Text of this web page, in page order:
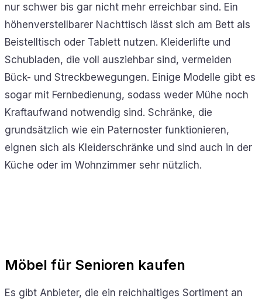
nur schwer bis gar nicht mehr erreichbar sind. Ein
höhenverstellbarer Nachttisch lässt sich am Bett als
Beistelltisch oder Tablett nutzen. Kleiderlifte und
Schubladen, die voll ausziehbar sind, vermeiden
Bück- und Streckbewegungen. Einige Modelle gibt es
sogar mit Fernbedienung, sodass weder Mühe noch
Kraftaufwand notwendig sind. Schränke, die
grundsätzlich wie ein Paternoster funktionieren,
eignen sich als Kleiderschränke und sind auch in der
Küche oder im Wohnzimmer sehr nützlich.
Möbel für Senioren kaufen
Es gibt Anbieter, die ein reichhaltiges Sortiment an